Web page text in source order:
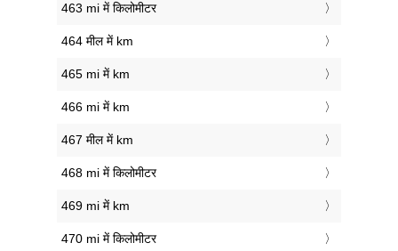
463 mi में किलोमीटर
464 मील में km
465 mi में km
466 mi में km
467 मील में km
468 mi में किलोमीटर
469 mi में km
470 mi में किलोमीटर